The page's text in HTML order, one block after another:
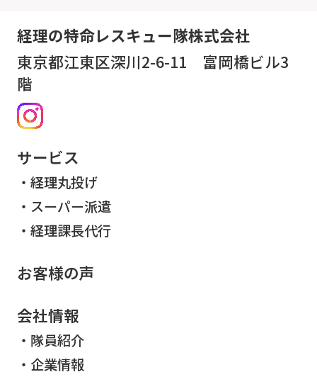
経理の特命レスキュー隊株式会社
東京都江東区深川2-6-11 富岡橋ビル3
階
サービス
経理丸投げ
スーパー派遣
経理課長代行
お客様の声
会社情報
隊員紹介
企業情報